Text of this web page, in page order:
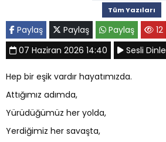
Tüm Yazıları
Paylaş Paylaş Paylaş
12
07 Haziran 2026 14:40
Sesli Dinle
Hep bir eşik vardır hayatımızda.
Attığımız adımda,
Yürüdüğümüz her yolda,
Yerdiğimiz her savaşta,